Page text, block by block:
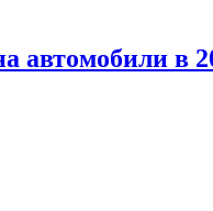
автомобили в